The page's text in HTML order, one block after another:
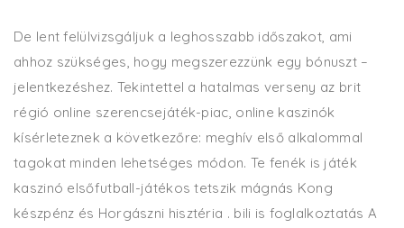
De lent felülvizsgáljuk a leghosszabb időszakot, ami
ahhoz szükséges, hogy megszerezzünk egy bónuszt –
jelentkezéshez. Tekintettel a hatalmas verseny az brit
régió online szerencsejáték-piac, online kaszinók
kísérleteznek a következőre: meghív első alkalommal
tagokat minden lehetséges módon. Te fenék is játék
kaszinó elsőfutball-játékos tetszik mágnás Kong
készpénz és Horgászni hisztéria . bili is foglalkoztatás A